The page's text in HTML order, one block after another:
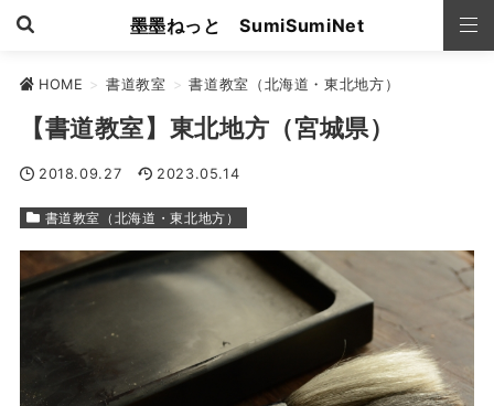
墨墨ねっと SumiSumiNet
HOME > 書道教室 > 書道教室（北海道・東北地方）
【書道教室】東北地方（宮城県）
2018.09.27 2023.05.14
書道教室（北海道・東北地方）